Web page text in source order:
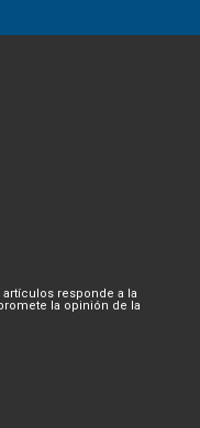
responde a la
la opinión de la